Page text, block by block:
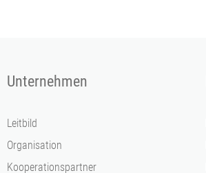
Unternehmen
Leitbild
Organisation
Kooperationspartner